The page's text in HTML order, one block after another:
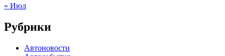
« Июл
Рубрики
Автоновости